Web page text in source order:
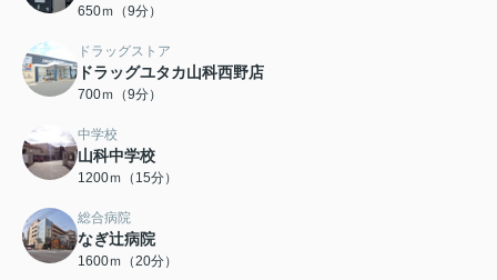
650ｍ（9分）
ドラッグストア
ドラッグユタカ山科西野店
700ｍ（9分）
中学校
山科中学校
1200ｍ（15分）
総合病院
なぎ辻病院
1600ｍ（20分）